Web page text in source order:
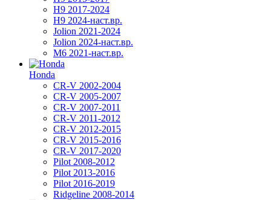
H9 2017-2024
H9 2024-наст.вр.
Jolion 2021-2024
Jolion 2024-наст.вр.
М6 2021-наст.вр.
Honda
CR-V 2002-2004
CR-V 2005-2007
CR-V 2007-2011
CR-V 2011-2012
CR-V 2012-2015
CR-V 2015-2016
CR-V 2017-2020
Pilot 2008-2012
Pilot 2013-2016
Pilot 2016-2019
Ridgeline 2008-2014